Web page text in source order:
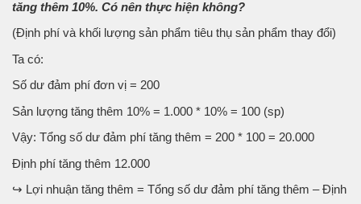
tăng thêm 10%. Có nên thực hiện không?
(Định phí và khối lượng sản phẩm tiêu thụ sản phẩm thay đổi)
Ta có:
Số dư đảm phí đơn vị = 200
Sản lượng tăng thêm 10% = 1.000 * 10% = 100 (sp)
Vậy: Tổng số dư đảm phí tăng thêm = 200 * 100 = 20.000
Định phí tăng thêm 12.000
↪ Lợi nhuận tăng thêm = Tổng số dư đảm phí tăng thêm – Định